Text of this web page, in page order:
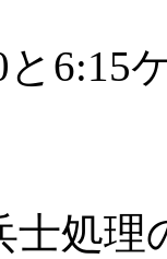
と6:15
士処理